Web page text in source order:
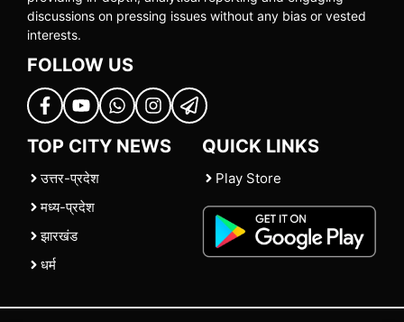
discussions on pressing issues without any bias or vested
interests.
FOLLOW US
TOP CITY NEWS
उत्तर-प्रदेश
मध्य-प्रदेश
झारखंड
धर्म
QUICK LINKS
Play Store